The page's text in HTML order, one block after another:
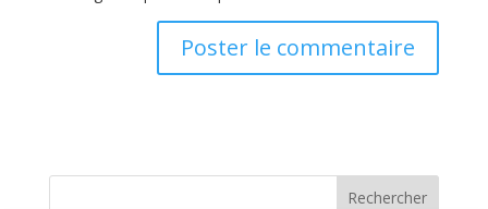
Rechercher